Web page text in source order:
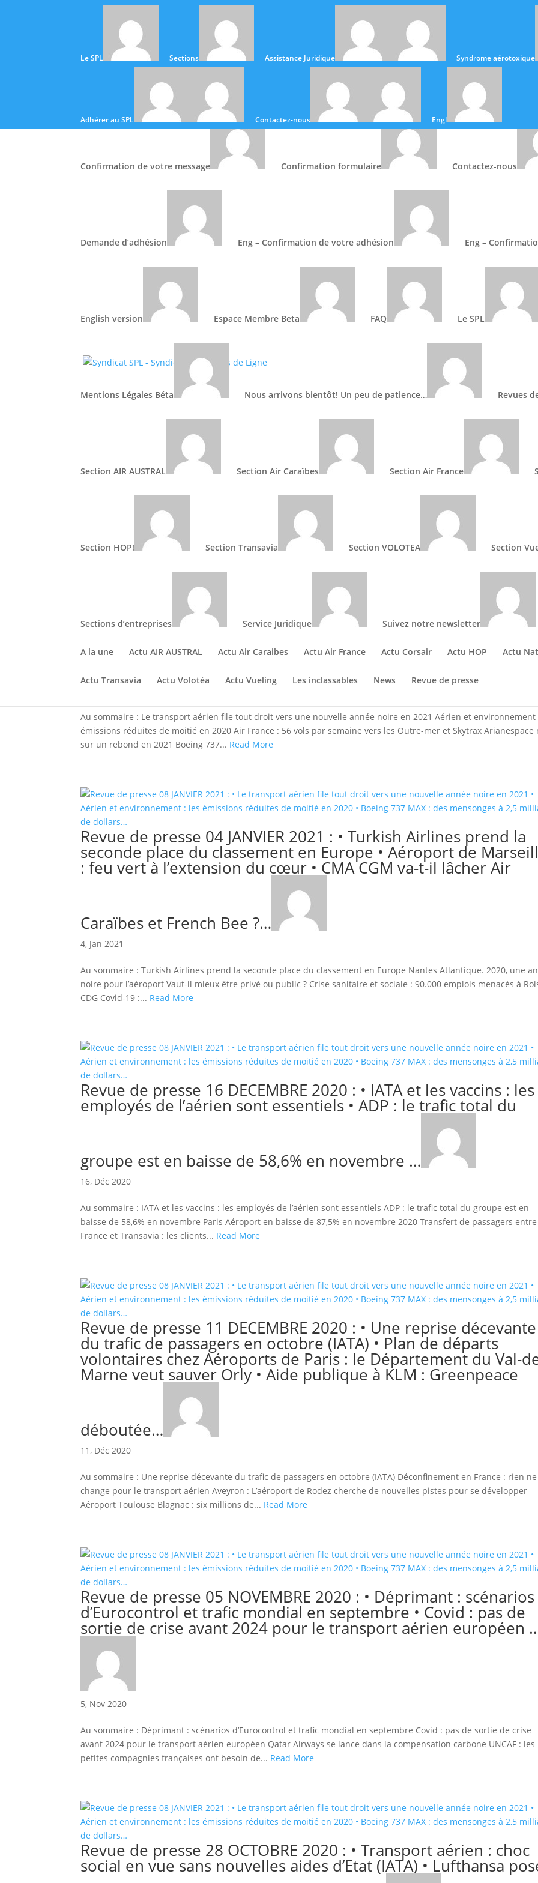
Le SPL Sections Assistance Juridique Syndrome aérotoxique
Adhérer au SPL Contactez-nous English
Accueil Adhérer au SPL Assistance Juridique
Confirmation de votre message Confirmation formulaire Contactez-nous
Demande d’adhésion Eng – Confirmation de votre adhésion Eng –
English version Espace Membre Beta FAQ Le SPL
Mentions Légales Béta Nous arrivons bientôt! Un peu de patience… Revues
Section AIR AUSTRAL Section Air Caraïbes Section Air France
Section HOP! Section Transavia Section VOLOTEA Section
Sections d’entreprises Service Juridique Suivez notre newsletter
A la une Actu AIR AUSTRAL Actu Air Caraibes Actu Air France Actu Corsair Actu HOP Actu
Actu Transavia Actu Volotéa Actu Vueling Les inclassables News Revue de presse
News
Suivez notre actu
Catégorie :News Accueil News
Category: News
Revue de presse 08 JANVIER 2021 : • Le transport aérien file
droit vers une nouvelle année noire en 2021 • Aérien et
environnement : les émissions réduites de moitié en 2020 •
Boeing 737 MAX : des mensonges à 2,5 milliards de dollars…
Au sommaire : Le transport aérien file tout droit vers une nouvelle année noire en 2021 Aérien et environnement
émissions réduites de moitié en 2020 Air France : 56 vols par semaine vers les Outre-mer et Skytrax Arianespace
sur un rebond en 2021 Boeing 737... Read More
Revue de presse 04 JANVIER 2021 : • Turkish Airlines prend la
seconde place du classement en Europe • Aéroport de
: feu vert à l’extension du cœur • CMA CGM va-t-il lâcher Air
Caraïbes et French Bee ?…
4, Jan 2021
Au sommaire : Turkish Airlines prend la seconde place du classement en Europe Nantes Atlantique. 2020, une
noire pour l’aéroport Vaut-il mieux être privé ou public ? Crise sanitaire et sociale : 90.000 emplois menacés à
CDG Covid-19 :... Read More
Revue de presse 16 DECEMBRE 2020 : • IATA et les vaccins : les
employés de l’aérien sont essentiels • ADP : le trafic total du
groupe est en baisse de 58,6% en novembre …
16, Déc 2020
Au sommaire : IATA et les vaccins : les employés de l’aérien sont essentiels ADP : le trafic total du groupe est en
baisse de 58,6% en novembre Paris Aéroport en baisse de 87,5% en novembre 2020 Transfert de passagers
France et Transavia : les clients... Read More
Revue de presse 11 DECEMBRE 2020 : • Une reprise décevante
du trafic de passagers en octobre (IATA) • Plan de départs
volontaires chez Aéroports de Paris : le Département du Val-
Marne veut sauver Orly • Aide publique à KLM : Greenpeace
déboutée…
11, Déc 2020
Au sommaire : Une reprise décevante du trafic de passagers en octobre (IATA) Déconfinement en France : rien ne
change pour le transport aérien Aveyron : L’aéroport de Rodez cherche de nouvelles pistes pour se développer
Aéroport Toulouse Blagnac : six millions de... Read More
Revue de presse 05 NOVEMBRE 2020 : • Déprimant : scénarios
d’Eurocontrol et trafic mondial en septembre • Covid : pas de
sortie de crise avant 2024 pour le transport aérien européen
5, Nov 2020
Au sommaire : Déprimant : scénarios d’Eurocontrol et trafic mondial en septembre Covid : pas de sortie de crise
avant 2024 pour le transport aérien européen Qatar Airways se lance dans la compensation carbone UNCAF : les
petites compagnies françaises ont besoin de... Read More
Revue de presse 28 OCTOBRE 2020 : • Transport aérien : choc
social en vue sans nouvelles aides d’Etat (IATA) • Lufthansa